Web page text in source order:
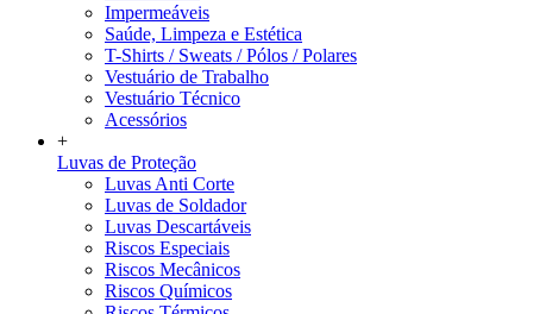
Impermeáveis
Saúde, Limpeza e Estética
T-Shirts / Sweats / Pólos / Polares
Vestuário de Trabalho
Vestuário Técnico
Acessórios
+
Luvas de Proteção
Luvas Anti Corte
Luvas de Soldador
Luvas Descartáveis
Riscos Especiais
Riscos Mecânicos
Riscos Químicos